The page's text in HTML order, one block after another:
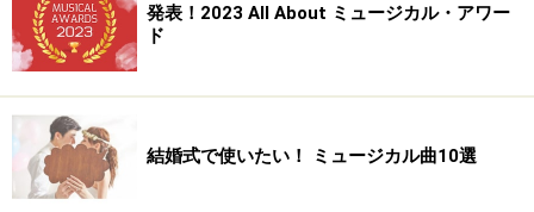
役に憧れていました。あまり自分にはない部分がたくさ
んある役で、ジェット団をひっぱっていくリーダー的な
れるという点で、かっこいいなあと思っていたんです。
でも、やってみると難しいですね。リーダーって、なろ
うと思ってなれるものではなくて、その人の背中を見て
発表！2023 All About ミュージカル・アワー
ド
結婚式で使いたい！ ミュージカル曲10選